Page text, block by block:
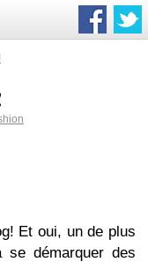
Et oui, un de plus
démarquer des